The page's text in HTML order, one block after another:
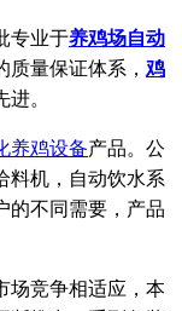
专业于养鸡场自动
量保证体系， 鸡
进。
养鸡设备产品。公
料机，自动饮水系
的不同需要，产品
竞争相适应，本